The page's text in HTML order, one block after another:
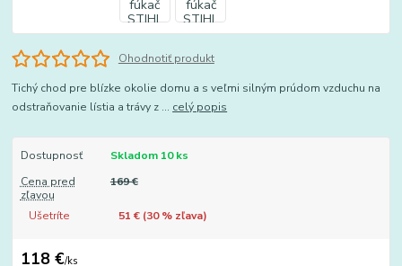
Ohodnotiť produkt
Tichý chod pre blízke okolie domu a s veľmi silným prúdom vzduchu na
odstraňovanie lístia a trávy z ... celý popis
Dostupnosť
Skladom 10 ks
Cena pred
zľavou
169 €
Ušetríte 51 € (30% zľava)
118 €/ks